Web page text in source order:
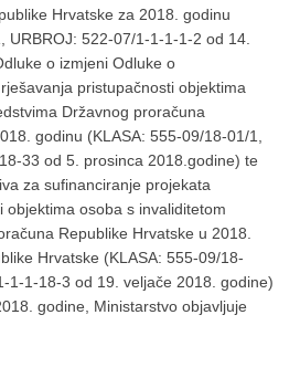
Hrvatske za 2018. godinu
URBROJ: 522-07/1-1-1-1-2 od 14.
o izmjeni Odluke o
pristupačnosti objektima
Državnog proračuna
godinu (KLASA: 555-09/18-01/1,
33 od 5. prosinca 2018.godine) te
za sufinanciranje projekata
objektima osoba s invaliditetom
Republike Hrvatske u 2018.
Hrvatske (KLASA: 555-09/18-
1-1-18-3 od 19. veljače 2018. godine)
godine, Ministarstvo objavljuje